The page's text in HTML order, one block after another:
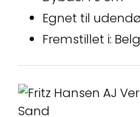
Egnet til
Fremstillet i: